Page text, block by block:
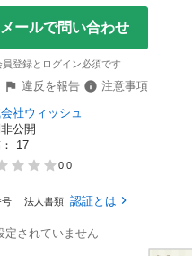
ールで問い合わせ
登録とログイン必須です
違反を報告
注意事項
社ウィッシュ
公開
17
0.0
号 法人書類 認証とは
定されていません